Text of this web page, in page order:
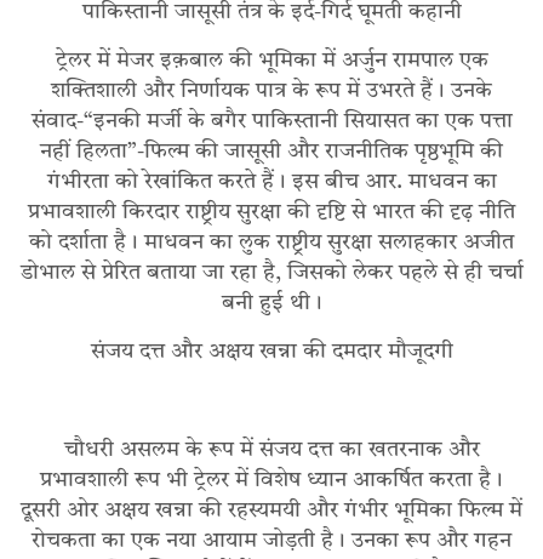
पाकिस्तानी जासूसी तंत्र के इर्द-गिर्द घूमती कहानी
ट्रेलर में मेजर इक़बाल की भूमिका में अर्जुन रामपाल एक
शक्तिशाली और निर्णायक पात्र के रूप में उभरते हैं। उनके
संवाद-“इनकी मर्जी के बगैर पाकिस्तानी सियासत का एक पत्ता
नहीं हिलता”-फिल्म की जासूसी और राजनीतिक पृष्ठभूमि की
गंभीरता को रेखांकित करते हैं। इस बीच आर. माधवन का
प्रभावशाली किरदार राष्ट्रीय सुरक्षा की दृष्टि से भारत की दृढ़ नीति
को दर्शाता है। माधवन का लुक राष्ट्रीय सुरक्षा सलाहकार अजीत
डोभाल से प्रेरित बताया जा रहा है, जिसको लेकर पहले से ही चर्चा
बनी हुई थी।
संजय दत्त और अक्षय खन्ना की दमदार मौजूदगी
चौधरी असलम के रूप में संजय दत्त का खतरनाक और
प्रभावशाली रूप भी ट्रेलर में विशेष ध्यान आकर्षित करता है।
दूसरी ओर अक्षय खन्ना की रहस्यमयी और गंभीर भूमिका फिल्म में
रोचकता का एक नया आयाम जोड़ती है। उनका रूप और गहन